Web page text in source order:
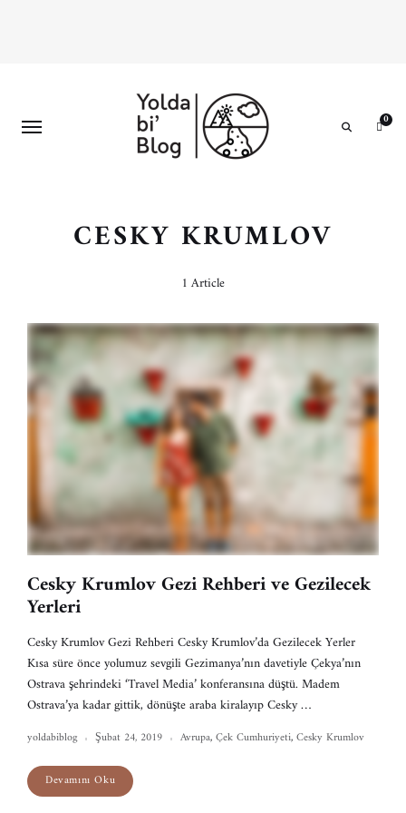
0
CESKY KRUMLOV
1 Article
Cesky Krumlov Gezi Rehberi ve Gezilecek
Yerleri
Cesky Krumlov Gezi Rehberi Cesky Krumlov’da Gezilecek Yerler
Kısa süre önce yolumuz sevgili Gezimanya’nın davetiyle Çekya’nın
Ostrava şehrindeki ‘Travel Media’ konferansına düştü. Madem
Ostrava’ya kadar gittik, dönüşte araba kiralayıp Cesky …
yoldabiblog Şubat 24, 2019 Avrupa,Çek Cumhuriyeti,Cesky Krumlov
Devamını Oku